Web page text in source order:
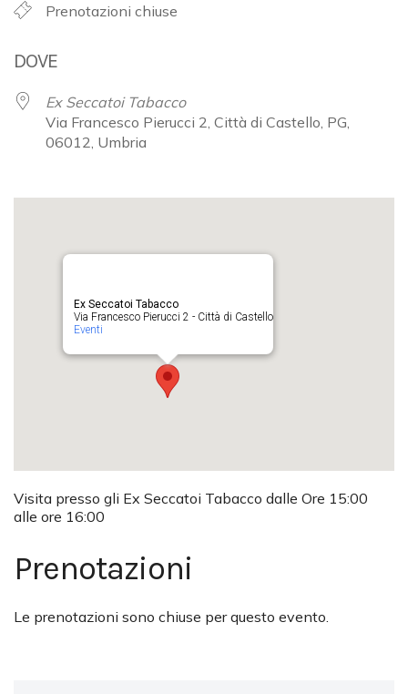
Prenotazioni chiuse
DOVE
Ex Seccatoi Tabacco
Via Francesco Pierucci 2, Città di Castello, PG,
06012, Umbria
Ex Seccatoi Tabacco
Via Francesco Pierucci 2 - Città di Castello
Eventi
Visita presso gli Ex Seccatoi Tabacco dalle Ore 15:00
alle ore 16:00
Prenotazioni
Le prenotazioni sono chiuse per questo evento.